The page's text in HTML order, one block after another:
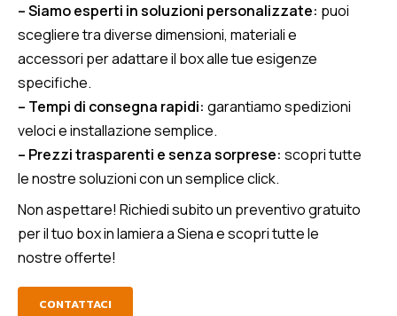
– Siamo esperti in soluzioni personalizzate: puoi
scegliere tra diverse dimensioni, materiali e
accessori per adattare il box alle tue esigenze
specifiche.
– Tempi di consegna rapidi: garantiamo spedizioni
veloci e installazione semplice.
– Prezzi trasparenti e senza sorprese: scopri tutte
le nostre soluzioni con un semplice click.
Non aspettare! Richiedi subito un preventivo gratuito
per il tuo box in lamiera a Siena e scopri tutte le
nostre offerte!
CONTATTACI